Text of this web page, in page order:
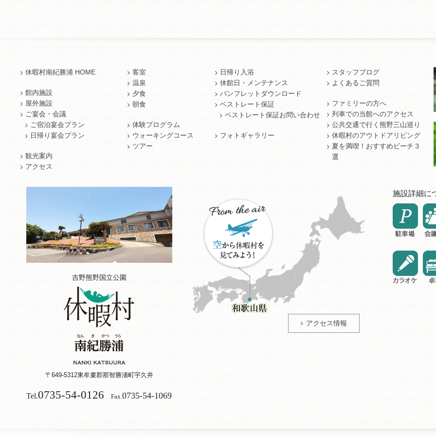
休暇村南紀勝浦 HOME
館内施設
屋外施設
ご宴会・会議
ご宿泊宴会プラン
日帰り宴会プラン
観光案内
アクセス
客室
温泉
夕食
朝食
体験プログラム
ウォーキングコース
ツアー
日帰り入浴
休館日・メンテナンス
パンフレットダウンロード
ベストレート保証
ベストレート保証お問い合わせ
フォトギャラリー
スタッフブログ
よくあるご質問
ファミリーの方へ
列車での当館へのアクセス
公共交通で行く熊野三山巡り
休暇村のアウトドアリビング
夏を満喫！おすすめビーチ３
選
吉野熊野国立公園
〒649-5312東牟婁郡那智勝浦町宇久井
Tel.0735-54-0126 Fax. 0735-54-1069
アクセス情報
施設詳細に